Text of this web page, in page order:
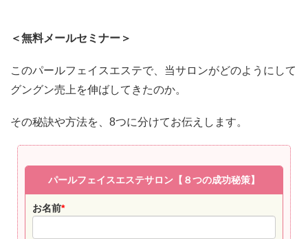
＜無料メールセミナー＞
このパールフェイスエステで、当サロンがどのようにして
グングン売上を伸ばしてきたのか。
その秘訣や方法を、8つに分けてお伝えします。
パールフェイスエステサロン【８つの成功秘策】
お名前*